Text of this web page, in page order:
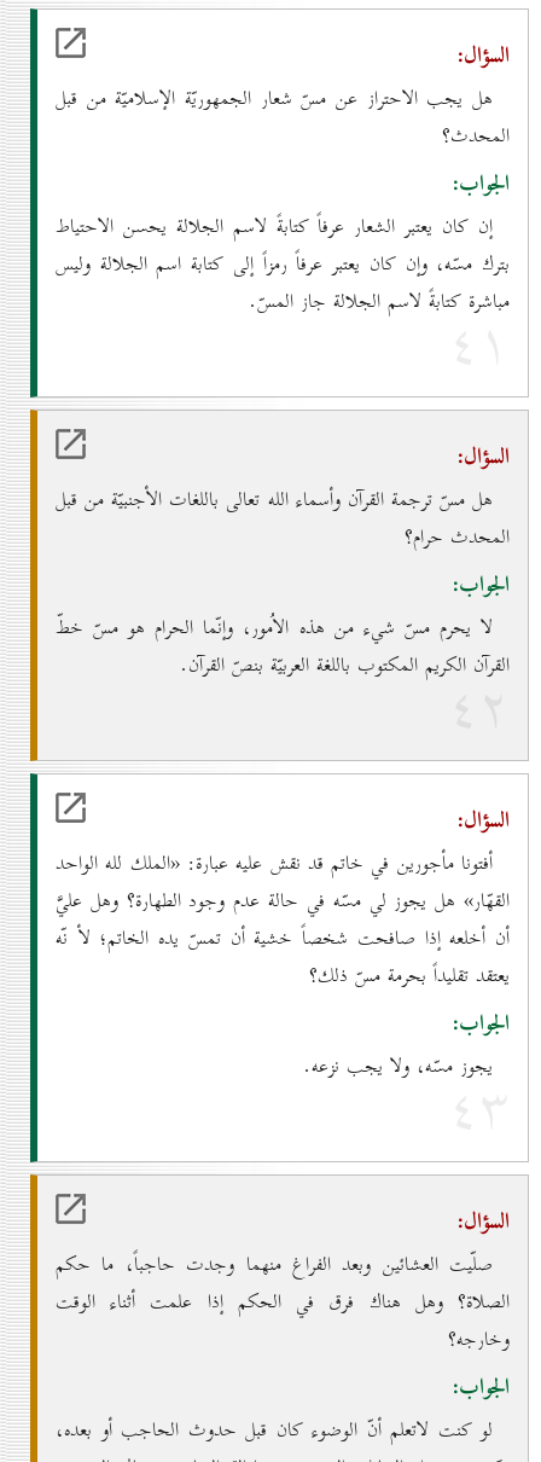
السؤال:
هل يجب الاحتراز عن مسّ شعار الجمهوريّة الإسلاميّة من قبل
المحدث؟
الجواب:
إن كان يعتبر الشعار عرفاً كتابةً لاسم الجلالة يحسن الاحتياط
بترك مسّه، وإن كان يعتبر عرفاً رمزاً إلى كتابة اسم الجلالة وليس
مباشرة كتابةً لاسم الجلالة جاز المسّ.
٤۱
السؤال:
هل مسّ ترجمة القرآن وأسماء الله تعالى باللغات الأجنبيّة من قبل
المحدث حرام؟
الجواب:
لا يحرم مسّ شيء من هذه الاُمور، وإنّما الحرام هو مسّ خطّ
القرآن الكريم المكتوب باللغة العربيّة بنصّ القرآن.
٤۲
السؤال:
أفتونا مأجورين في خاتم قد نقش عليه عبارة: «الملك لله الواحد
القهّار» هل يجوز لي مسّه في حالة عدم وجود الطهارة؟ وهل عليَّ
أن أخلعه إذا صافحت شخصاً خشية أن تمسّ يده الخاتم؛ لأ نّه
يعتقد تقليداً بحرمة مسّ ذلك؟
الجواب:
يجوز مسّه، ولا يجب نزعه.
٤۳
السؤال:
صلّيت العشائين وبعد الفراغ منهما وجدت حاجباً، ما حكم
الصلاة؟ وهل هناك فرق في الحكم إذا علمت أثناء الوقت
وخارجه؟
الجواب:
لو كنت لاتعلم أنّ الوضوء كان قبل حدوث الحاجب أو بعده،